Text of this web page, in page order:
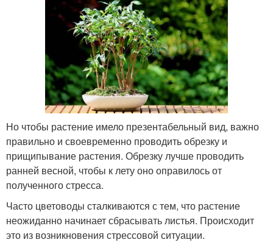
Но чтобы растение имело презентабельный вид, важно
правильно и своевременно проводить обрезку и
прищипывание растения. Обрезку лучше проводить
ранней весной, чтобы к лету оно оправилось от
полученного стресса.
Часто цветоводы сталкиваются с тем, что растение
неожиданно начинает сбрасывать листья. Происходит
это из возникновения стрессовой ситуации.